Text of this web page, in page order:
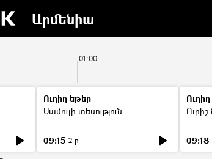
Արմենիա
01:00
Ուղիղ եթեր
Մամուլի տեսություն
09:15 2 ր
Ուրիշ
09:18